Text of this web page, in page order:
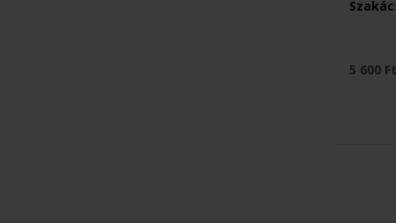
5 600 Ft